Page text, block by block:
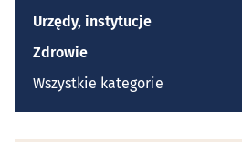
Urzędy, instytucje
Zdrowie
Wszystkie kategorie